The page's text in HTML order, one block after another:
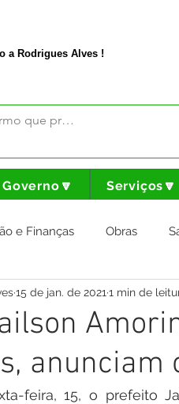
a Rodrigues Alves !
Governo🔽 Serviços🔽
e Finanças Obras
e Governo
Campanhas
anunciam
15 de jan. de 2021 1 min de
feira, 15, o prefeito